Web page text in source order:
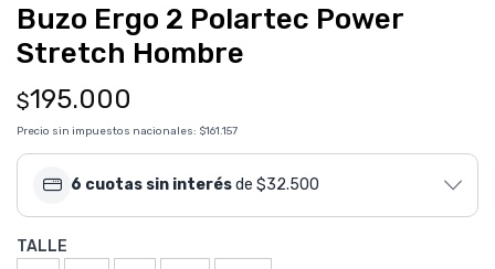
Buzo Ergo 2 Polartec Power
Stretch Hombre
$195.000
Precio sin impuestos nacionales: $161.157
6 cuotas sin interésde $32.500
TALLE